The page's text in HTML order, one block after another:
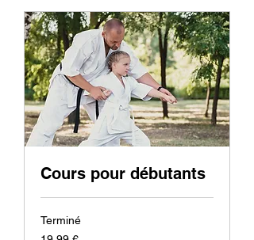
Cours pour débutants
Terminé
19,99